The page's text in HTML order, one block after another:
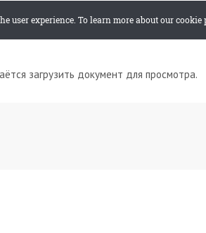
загрузить документ для просмотра.